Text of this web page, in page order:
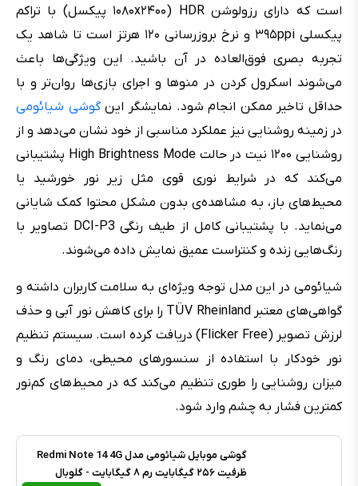
است که دارای رزولوشن HDR (۱۰۸۰x۲۴۰۰ پیکسل) با تراکم
پیکسلی ۳۹۵ppi و نرخ بروزرسانی ۱۲۰ هرتز است تا شاهد یک
تجربه بصری فوق‌العاده در آن باشید. این ویژگی‌ها باعث
می‌شوند اسکرول کردن در منوها و اجرای بازی‌ها روان‌تر و با
حداقل تاخیر ممکن انجام شود. نمایشگر اینگوشی شیائومی
در زمینه روشنایی نیز عملکرد مناسبی از خود نشان می‌دهد و از
روشنایی ۱۲۰۰ نیت در حالت High Brightness Mode پشتیبانی
می‌کند که در شرایط نوری قوی مثل زیر نور خورشید یا
محیط‌های باز، به مشاهده‌ی بدون مشکل محتوا کمک شایانی
می‌نماید. با پشتیبانی کامل از طیف رنگی DCI-P3 تصاویر با
رنگ‌هایی زنده و کنتراست عمیق نمایش داده می‌شوند.
شیائومی در این مدل توجه ویژه‌ای به سلامت کاربران داشته و
گواهی‌های معتبر TÜV Rheinland را برای کاهش نور آبی و حذف
لرزش تصویر (Flicker Free) دریافت کرده است. سیستم تنظیم
نور خودکار با استفاده از سنسورهای محیطی، دمای رنگ و
میزان روشنایی را طوری تنظیم می‌کند که در محیط‌های کم‌نور
کمترین فشار به چشم وارد شود.
گوشی موبایل شیائومی مدل Redmi Note 14 4G
ظرفیت ۲۵۶ گیگابایت رم ۸ گیگابایت - گلوبال